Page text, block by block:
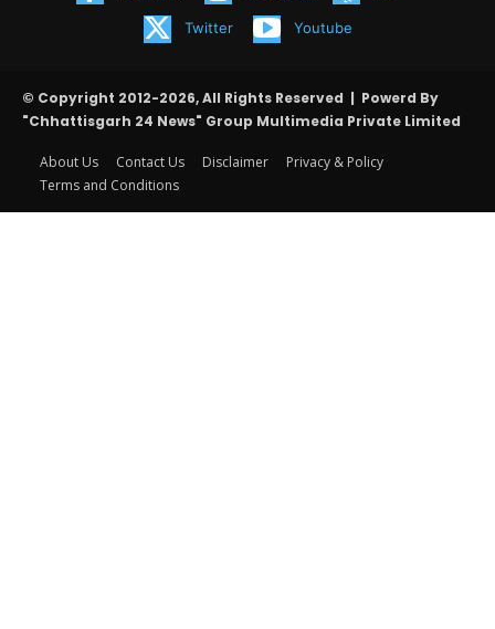
Twitter Youtube
© Copyright 2012-2026, All Rights Reserved | Powerd By
"Chhattisgarh 24 News" Group Multimedia Private Limited
About Us Contact Us Disclaimer
Privacy & Policy
Terms and Conditions